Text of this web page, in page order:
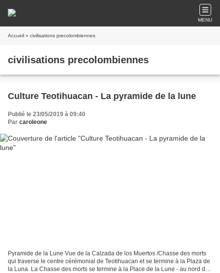
MENU
Accueil » civilisations precolombiennes
civilisations precolombiennes
Culture Teotihuacan - La pyramide de la lune
Publié le 23/05/2019 à 09:40
Par caroleone
Pyramide de la Lune Vue de la Calzada de los Muertos /Chasse des morts
qui traverse le centre cérémonial de Teotihuacan et se termine à la Plaza de
la Luna. La Chasse des morts se termine à la Place de la Lune - au nord de